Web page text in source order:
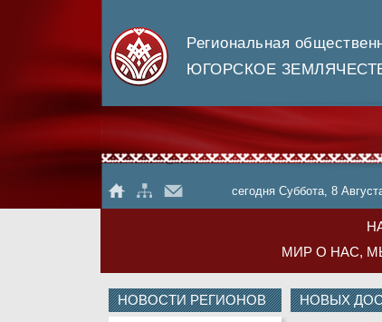
Региональная
ЮГОРСКОЕ
сегодня Суббота, 8
МИР О НАС,
НОВОСТИ РЕГИОНОВ НОВЫХ